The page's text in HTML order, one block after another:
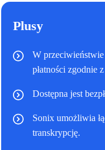
Plusy
W
płatności zgodnie
Dostępna jest
Sonix umożliwia
transkrypcję.